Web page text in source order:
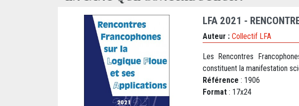
LFA 2021 -
Auteur : Collectif LFA
Les Rencontres
constituent la manifestation
Référence : 1906
Format : 17x24